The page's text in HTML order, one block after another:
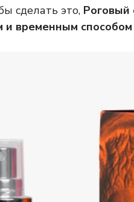
сделать это, Роговый
и временным способом